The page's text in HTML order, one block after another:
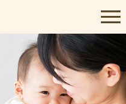
の流れ
るご質問